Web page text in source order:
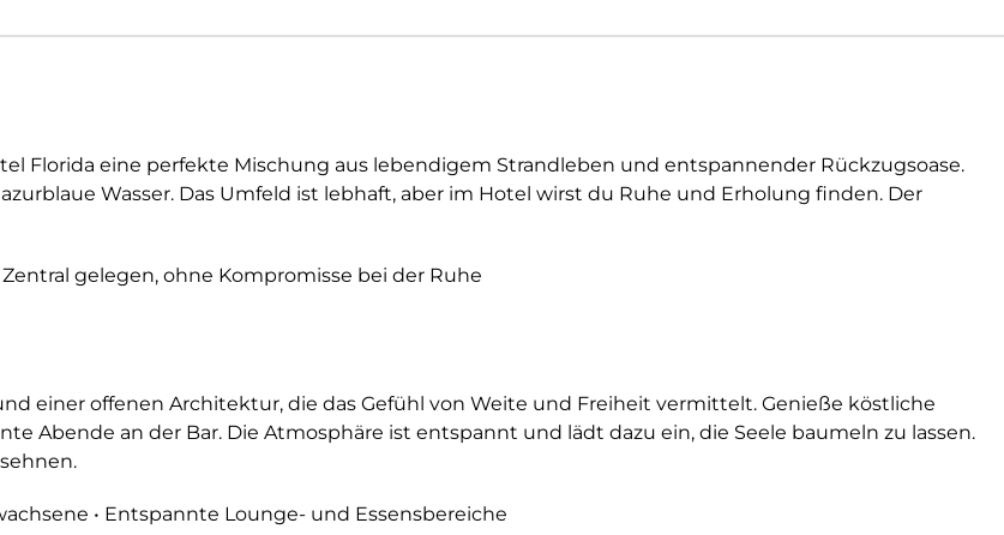
Florida eine perfekte Mischung aus lebendigem Strandleben und entspannender Rückzugsoase.
Wasser. Das Umfeld ist lebhaft, aber im Hotel wirst du Ruhe und Erholung finden. Der
gelegen, ohne Kompromisse bei der Ruhe
einer offenen Architektur, die das Gefühl von Weite und Freiheit vermittelt. Genieße köstliche
Abende an der Bar. Die Atmosphäre ist entspannt und lädt dazu ein, die Seele baumeln zu lassen.
• Entspannte Lounge- und Essensbereiche